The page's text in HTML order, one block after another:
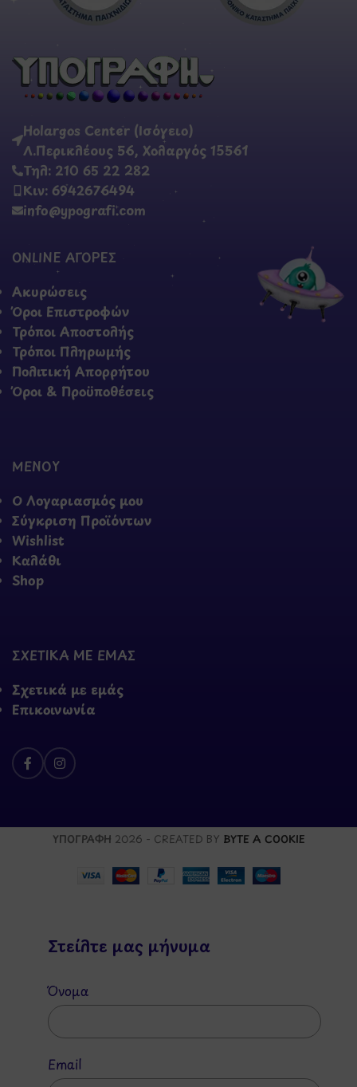
Holargos Center (Ισόγειο)
Λ.Περικλέους 56, Χολαργός 15561
Τηλ: 210 65 22 282
Κιν: 6942676494
info@ypografi.com
ONLINE ΑΓΟΡΕΣ
Ακυρώσεις
Όροι Επιστροφών
Τρόποι Αποστολής
Τρόποι Πληρωμής
Πολιτική Απορρήτου
Όροι & Προϋποθέσεις
ΜΕΝΟΥ
Ο Λογαριασμός μου
Σύγκριση Προϊόντων
Wishlist
Καλάθι
Shop
ΣΧΕΤΙΚΑ ΜΕ ΕΜΑΣ
Σχετικά με εμάς
Επικοινωνία
ΥΠΟΓΡΑΦΗ 2026 - CREATED BY BYTE A COOKIE
Στείλτε μας μήνυμα
Όνομα
Email